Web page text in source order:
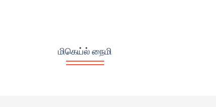
மிகெய்ல் நைமி